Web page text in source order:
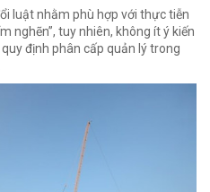
luật nhằm phù hợp với thực tiễn
nghẽn”, tuy nhiên, không ít ý kiến
định phân cấp quản lý trong